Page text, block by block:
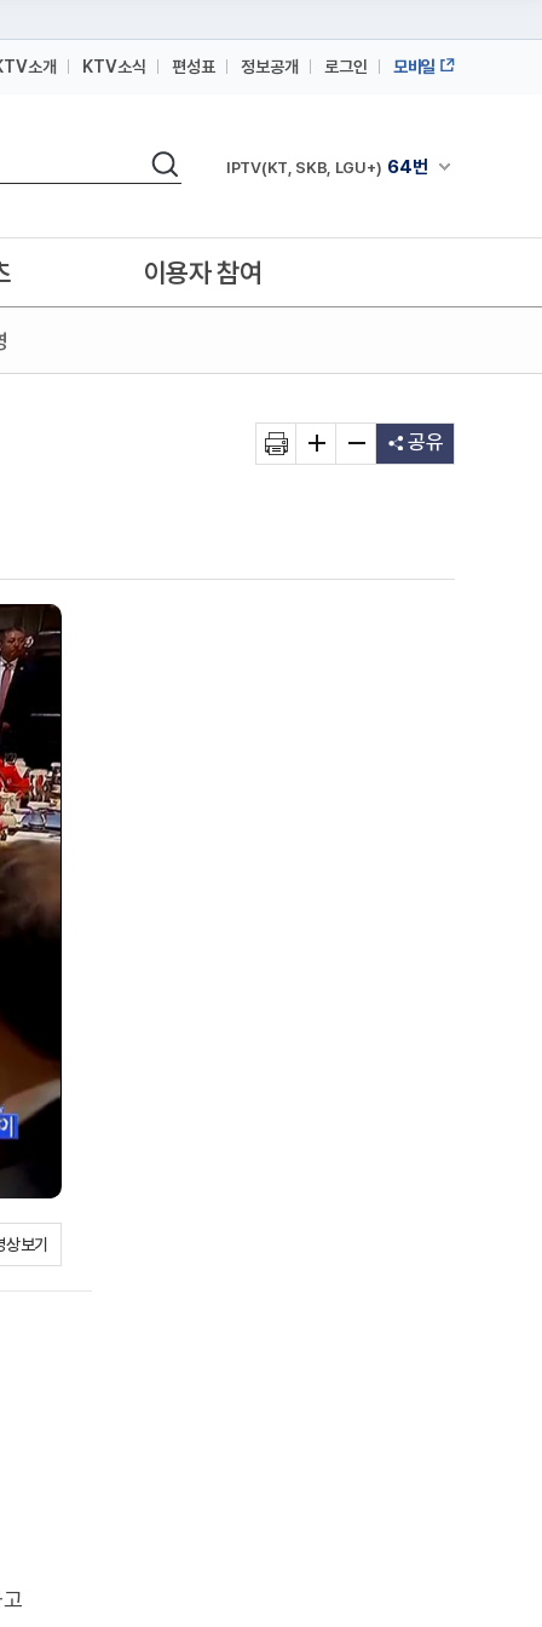
소개 KTV소식 편성표 정보공개 로그인 모바일
검색 채널안내 펼쳐
IPTV(KT, SKB, LGU+) 64번
IPTV(KT, SKB, LGU+)
이용자 참여
공유
보기